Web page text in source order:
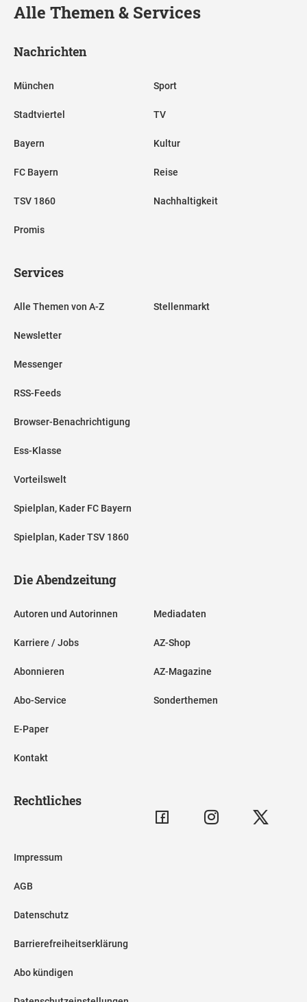
Alle Themen & Services
Nachrichten
München
Stadtviertel
Bayern
FC Bayern
TSV 1860
Promis
Sport
TV
Kultur
Reise
Nachhaltigkeit
Services
Alle Themen von A-Z
Newsletter
Messenger
RSS-Feeds
Browser-Benachrichtigung
Ess-Klasse
Vorteilswelt
Spielplan, Kader FC Bayern
Spielplan, Kader TSV 1860
Stellenmarkt
Die Abendzeitung
Autoren und Autorinnen
Karriere / Jobs
Abonnieren
Abo-Service
E-Paper
Kontakt
Mediadaten
AZ-Shop
AZ-Magazine
Sonderthemen
Rechtliches
Impressum
AGB
Datenschutz
Barrierefreiheitserklärung
Abo kündigen